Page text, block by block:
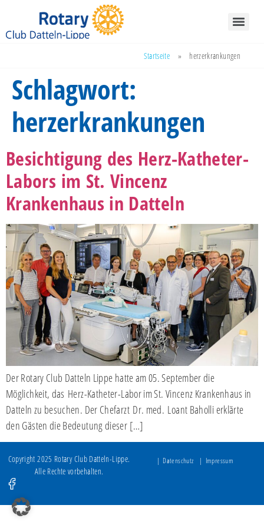
Startseite » herzerkrankungen
Schlagwort:
herzerkrankungen
Besichtigung des Herz-Katheter-
Labors im St. Vincenz
Krankenhaus in Datteln
Der Rotary Club Datteln Lippe hatte am 05. September die
Möglichkeit, das Herz-Katheter-Labor im St. Vincenz Krankenhaus in
Datteln zu besuchen. Der Chefarzt Dr. med. Loant Baholli erklärte
den Gästen die Bedeutung dieser […]
Copyright 2025 Rotary Club Datteln-Lippe.
Alle Rechte vorbehalten.
Datenschutz Impressum